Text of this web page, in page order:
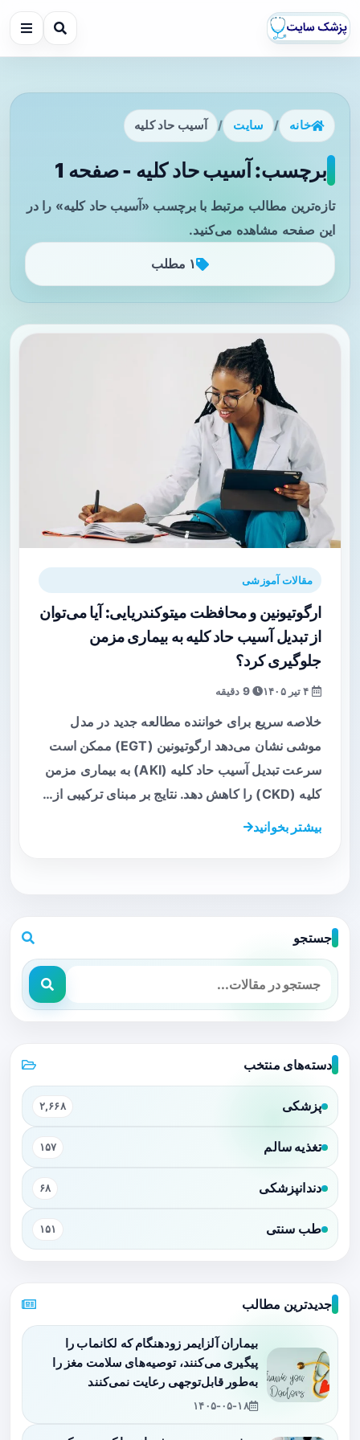
خانه / سایت / آسیب حاد کلیه
برچسب: آسیب حاد کلیه - صفحه 1
تازه‌ترین مطالب مرتبط با برچسب «آسیب حاد کلیه» را در
این صفحه مشاهده می‌کنید.
۱ مطلب
مقالات آموزشی
ارگوتیونین و محافظت میتوکندریایی: آیا می‌توان
از تبدیل آسیب حاد کلیه به بیماری مزمن
جلوگیری کرد؟
9 دقیقه
خلاصه سریع برای خواننده مطالعه جدید در مدل
موشی نشان می‌دهد ارگوتیونین (EGT) ممکن است
سرعت تبدیل آسیب حاد کلیه (AKI) به بیماری مزمن
کلیه (CKD) را کاهش دهد. نتایج بر مبنای ترکیبی از…
بیشتر بخوانید
جستجو
دسته‌های منتخب
پزشکی ۲,۶۶۸
تغذیه سالم ۱۵۷
دندانپزشکی ۶۸
طب سنتی ۱۵۱
جدیدترین مطالب
بیماران آلزایمر زودهنگام که لکانماب را
پیگیری می‌کنند، توصیه‌های سلامت مغز را
به‌طور قابل‌توجهی رعایت نمی‌کنند
۱۴۰۵-۰۵-۱۸